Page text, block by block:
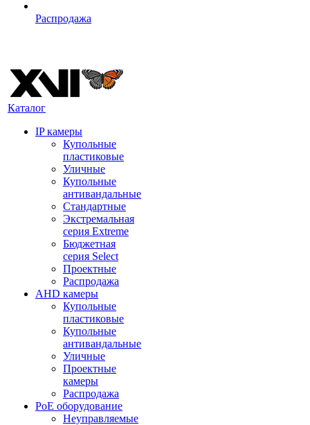
Распродажа
Каталог
IP камеры
Купольные
пластиковые
Уличные
Купольные
антивандальные
Стандартные
Экстремальная
серия Extreme
Бюджетная
серия Select
Проектные
Распродажа
AHD камеры
Купольные
пластиковые
Купольные
антивандальные
Уличные
Проектные
камеры
Распродажа
PoE оборудование
Неуправляемые